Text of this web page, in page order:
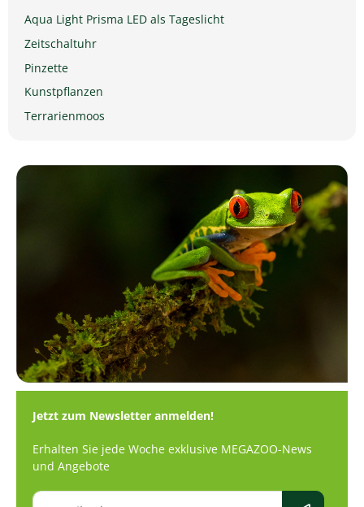
Aqua Light Prisma LED als Tageslicht
Zeitschaltuhr
Pinzette
Kunstpflanzen
Terrarienmoos
Jetzt zum Newsletter anmelden!
Erhalten Sie jede Woche exklusive MEGAZOO-News
und Angebote